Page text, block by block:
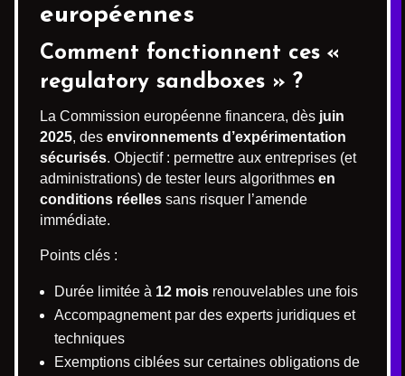
européennes
Comment fonctionnent ces «
regulatory sandboxes » ?
La Commission européenne financera, dès juin
2025, des environnements d’expérimentation
sécurisés. Objectif : permettre aux entreprises (et
administrations) de tester leurs algorithmes en
conditions réelles sans risquer l’amende
immédiate.
Points clés :
Durée limitée à 12 mois renouvelables une fois
Accompagnement par des experts juridiques et
techniques
Exemptions ciblées sur certaines obligations de